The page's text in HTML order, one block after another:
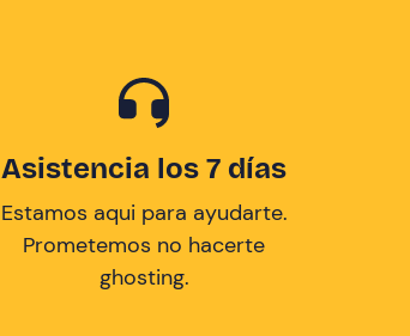
Asistencia los 7 días
Estamos aqui para ayudarte.
Prometemos no hacerte
ghosting.